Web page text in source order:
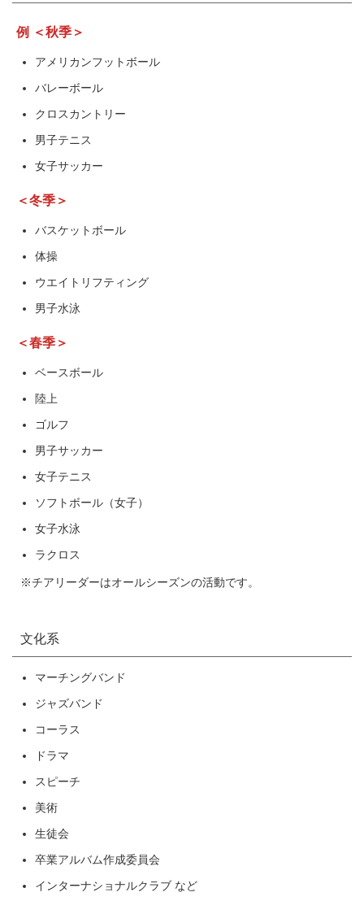
例 ＜秋季＞
アメリカンフットボール
バレーボール
クロスカントリー
男子テニス
女子サッカー
＜冬季＞
バスケットボール
体操
ウエイトリフティング
男子水泳
＜春季＞
ベースボール
陸上
ゴルフ
男子サッカー
女子テニス
ソフトボール（女子）
女子水泳
ラクロス
※チアリーダーはオールシーズンの活動です。
文化系
マーチングバンド
ジャズバンド
コーラス
ドラマ
スピーチ
美術
生徒会
卒業アルバム作成委員会
インターナショナルクラブ など